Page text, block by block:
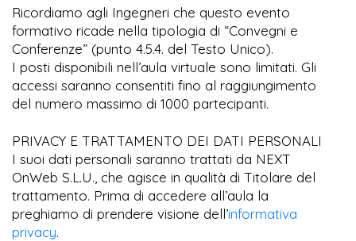
Ricordiamo agli Ingegneri che questo evento
formativo ricade nella tipologia di “Convegni e
Conferenze” (punto 4.5.4. del Testo Unico).
I posti disponibili nell’aula virtuale sono limitati. Gli
accessi saranno consentiti fino al raggiungimento
del numero massimo di 1000 partecipanti.
PRIVACY E TRATTAMENTO DEI DATI PERSONALI
I suoi dati personali saranno trattati da NEXT
OnWeb S.L.U., che agisce in qualità di Titolare del
trattamento. Prima di accedere all’aula la
preghiamo di prendere visione dell’informativa
privacy.